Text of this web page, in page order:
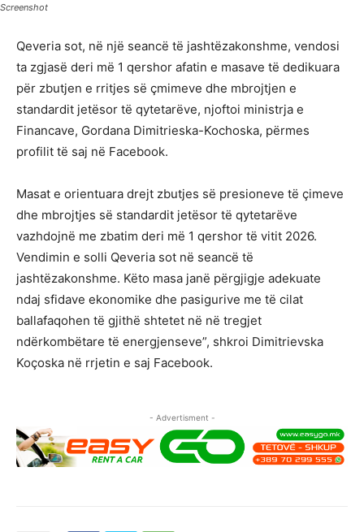
Screenshot
Qeveria sot, në një seancë të jashtëzakonshme, vendosi
ta zgjasë deri më 1 qershor afatin e masave të dedikuara
për zbutjen e rritjes së çmimeve dhe mbrojtjen e
standardit jetësor të qytetarëve, njoftoi ministrja e
Financave, Gordana Dimitrieska-Kochoska, përmes
profilit të saj në Facebook.
Masat e orientuara drejt zbutjes së presioneve të çimeve
dhe mbrojtjes së standardit jetësor të qytetarëve
vazhdojnë me zbatim deri më 1 qershor të vitit 2026.
Vendimin e solli Qeveria sot në seancë të
jashtëzakonshme. Këto masa janë përgjigje adekuate
ndaj sfidave ekonomike dhe pasigurive me të cilat
ballafaqohen të gjithë shtetet në në tregjet
ndërkombëtare të energjenseve”, shkroi Dimitrievska
Koçoska në rrjetin e saj Facebook.
- Advertisment -